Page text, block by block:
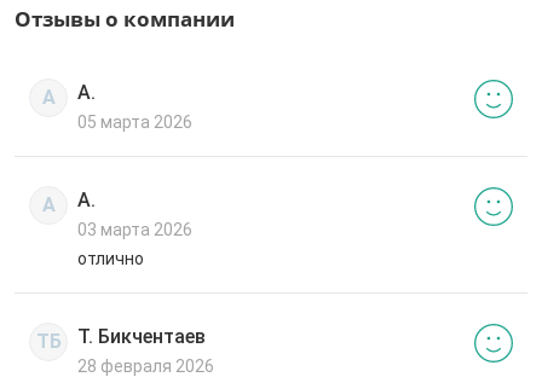
Отзывы о компании
А А.
05 марта 2026
А А.
03 марта 2026
отлично
ТБ Т. Бикчентаев
28 февраля 2026